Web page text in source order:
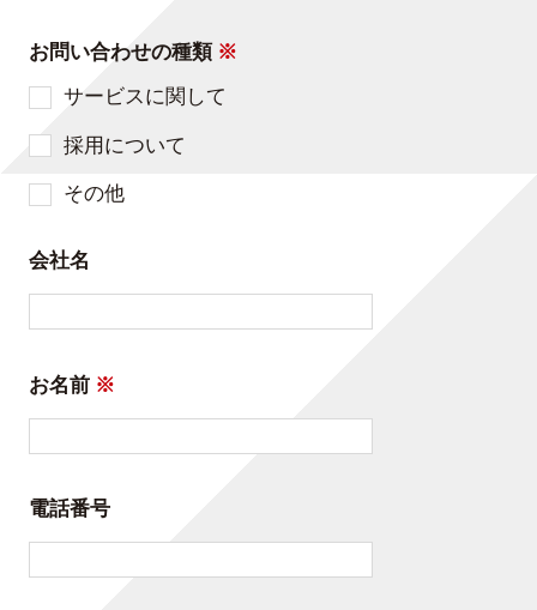
お問い合わせの種類 ※
サービスに関して
採用について
その他
会社名
お名前 ※
電話番号